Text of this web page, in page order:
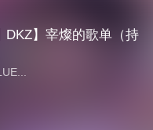
DKZ】宰燦的歌单（持